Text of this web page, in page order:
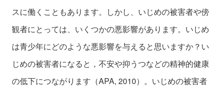
スに働くこともあります。しかし、いじめの被害者や傍
観者にとっては、いくつかの悪影響があります。いじめ
は青少年にどのような悪影響を与えると思いますか？い
じめの被害者になると，不安や抑うつなどの精神的健康
の低下につながります（APA, 2010）。いじめの被害者